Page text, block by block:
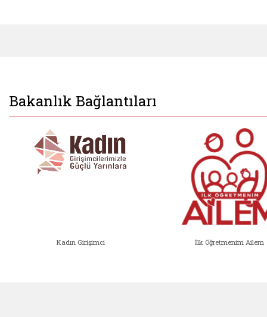
Bakanlık Bağlantıları
Kadın Girişimci İlk Öğretmenim Ailem